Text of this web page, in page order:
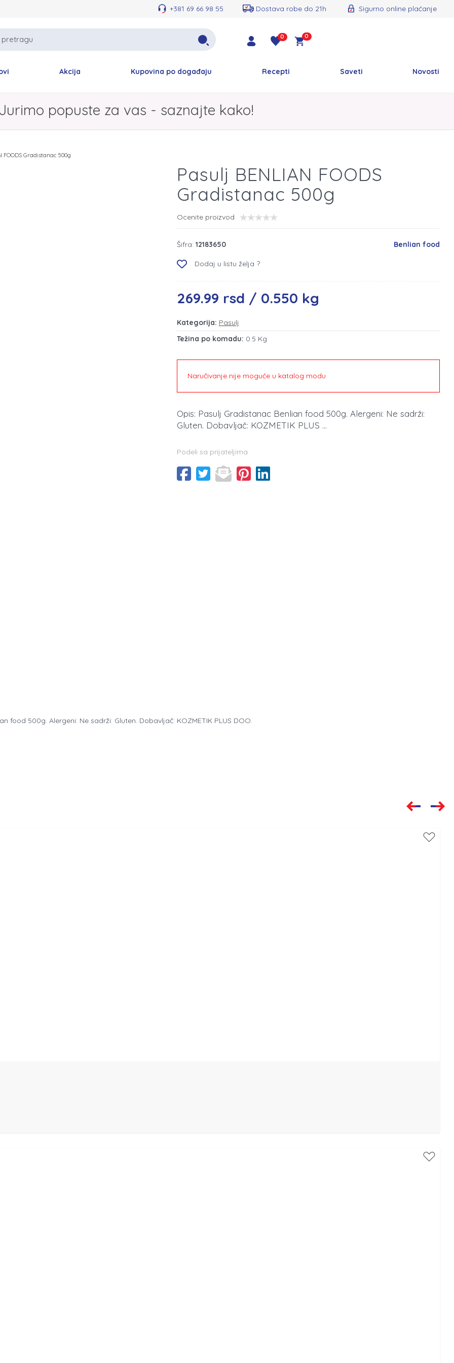
+381 69 66 98 55 Dostava robe do 21h Sigurno online plaćanje
0 0
Akcija Kupovina po događaju Recepti Saveti Novosti
popuste za vas - saznajte kako!
FOODS Gradistanac 500g
Pasulj BENLIAN FOODS
Gradistanac 500g
Ocenite proizvod
Šifra: 12183650
Dodaj u listu želja ?
Benlian food
269.99 rsd / 0.550 kg
Kategorija: Pasulj
Težina po komadu: 0.5 Kg
Naručivanje nije moguće u katalog modu
Opis: Pasulj Gradistanac Benlian food 500g. Alergeni: Ne sadrži:
Gluten. Dobavljač: KOZMETIK PLUS ...
Podeli sa prijateljima
food 500g. Alergeni: Ne sadrži: Gluten. Dobavljač: KOZMETIK PLUS DOO.